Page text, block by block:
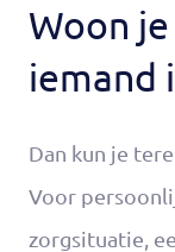
Woon
iemand
Dan kun je
Voor
zorgsituatie,